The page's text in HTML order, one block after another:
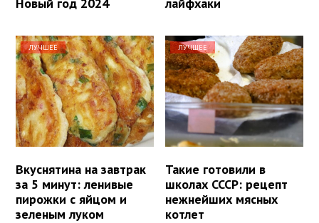
Новый год 2024
лайфхаки
ЛУЧШЕЕ
Вкуснятина на завтрак
за 5 минут: ленивые
пирожки с яйцом и
зеленым луком
ЛУЧШЕЕ
Такие готовили в
школах СССР: рецепт
нежнейших мясных
котлет